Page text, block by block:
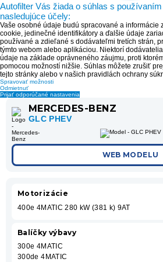
Autofilter Vás žiada o súhlas s
nasledujúce účely:
Vaše osobné údaje budú spracované a informácie
cookie, jedinečné identifikátory a ďalšie údaje
používané a zdieľané s dodávateľmi tretích strán,
týmto webom alebo aplikáciou. Niektorí
údaje na základe oprávneného záujmu, proti
pomocou možností nižšie. Súhlas môžete zrušiť
tejto stránky alebo v našich pravidlách ochrany
Spravovať možnosti
Odmietnuť
Prijať odporúčané nastavenia
MERCEDES-BENZ
GLC PHEV
WEB MODELU
Motorizácie
400e 4MATIC 280 kW (381 k) 9AT
Balíčky výbavy
300e 4MATIC
300de 4MATIC